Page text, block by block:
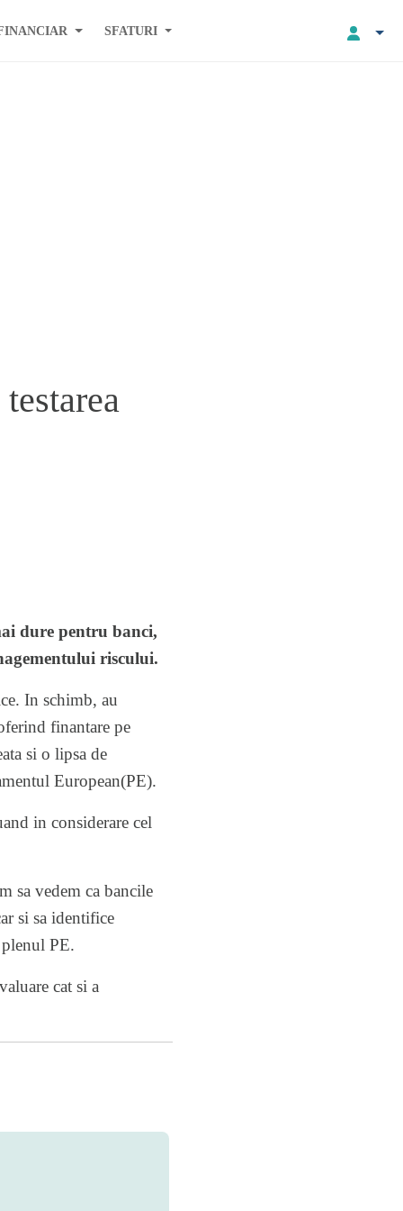
SFATURI
dure pentru banci,
riscului.
In schimb, au
finantare pe
si o lipsa de
European(PE).
in considerare cel
sa vedem ca bancile
si sa identifice
plenul PE.
cat si a